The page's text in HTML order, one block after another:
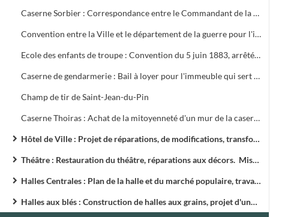
Caserne Sorbier : Correspondance entre le Commandant de la place et le Maire concernant l'hygiène, affaire Chabert (1866 - 1872); Demande d'extension du casernement ; Rétrocession à la Ville de la caserne Sorbier
Convention entre la Ville et le département de la guerre pour l'installation d’un détachement d'infanterie à la rue Pasteur et à la caserne du Panséra ; Aménagement de la caserne Sorbier en collège de filles
Ecole des enfants de troupe : Convention du 5 juin 1883, arrêtée entre le département de la guerre et la Ville pour l'installation d'une école d'enfants de troupe ; Plan parcellaire du terrain appartenant à la Compagnie P.L.M. ; Plan du terrain de manœuvres
Caserne de gendarmerie : Bail à loyer pour l'immeuble qui sert de casernement à la brigade, aux travaux de réparations urgentes
Champ de tir de Saint-Jean-du-Pin
Caserne Thoiras : Achat de la mitoyenneté d'un mur de la caserne par M. Trélis ; Plan des lieux, aménagement complémentaire et assainissement du Panséra ; Projet de désaffectation du bâtiment A pour l'aménagement d'une école
Hôtel de Ville : Projet de réparations, de modifications, transformation des bureaux, construction d'un bâtiment pour les services techniques, installation de la bibliothèque, de la voirie
Théâtre : Restauration du théâtre, réparations aux décors. Mise en alignement et restauration de la façade, agrandissement du parterre, acquisition de l'immeuble Mitre . Cinéma Capitole
Halles Centrales : Plan de la halle et du marché populaire, travaux urgents ; Construction d'un marché couvert, demande d'installation d'un kiosque à poissons ; Projet de marché couvert au hameau de Tamaris
Halles aux blés : Construction de halles aux grains, projet d'une marquise - abri, réfection d'un caniveau égout